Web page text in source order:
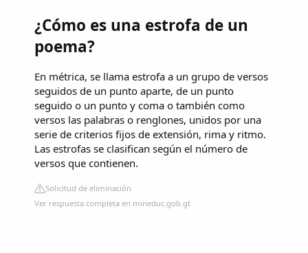
¿Cómo es una estrofa de un
poema?
En métrica, se llama estrofa a un grupo de versos
seguidos de un punto aparte, de un punto
seguido o un punto y coma o también como
versos las palabras o renglones, unidos por una
serie de criterios fijos de extensión, rima y ritmo.
Las estrofas se clasifican según el número de
versos que contienen.
Solicitud de eliminación
Ver respuesta completa en mineduc.gob.gt